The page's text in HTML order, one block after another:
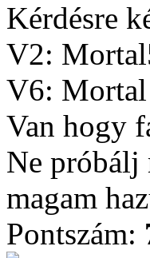
Kérdésre
V2:
V6:
Van hogy
Ne próbálj
magam
Pontszám: